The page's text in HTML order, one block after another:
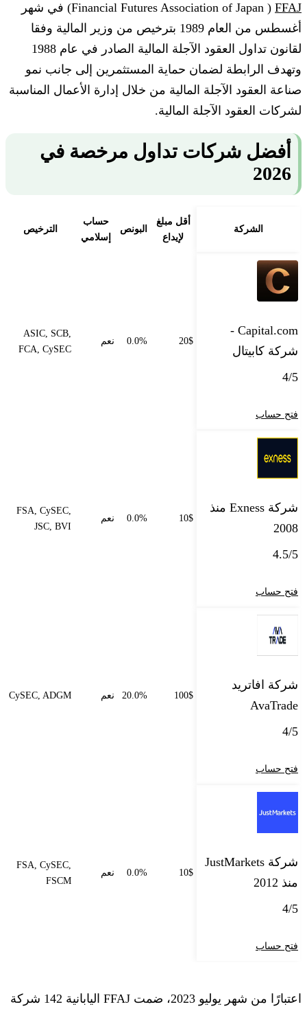
Financial Futures Association of Japan ) FFAJ
) في شهر
أغسطس من العام 1989 بترخيص من وزير المالية وفقا
لقانون تداول العقود الآجلة المالية الصادر في عام 1988
وتهدف الرابطة لضمان حماية المستثمرين إلى جانب نمو
صناعة العقود الآجلة المالية من خلال إدارة الأعمال المناسبة
لشركات العقود الآجلة المالية.
أفضل شركات تداول مرخصة في
2026
الشركة
أقل مبلغ
لإيداع
البونص
حساب
إسلامي
الترخيص
Capital.com -
شركة كابيتال
4/5
فتح حساب
20$
0.0% نعم
ASIC, SCB,
FCA, CySEC
شركة Exness منذ
2008
4.5/5
فتح حساب
10$
0.0% نعم
FSA, CySEC,
JSC, BVI
شركة افاتريد
AvaTrade
4/5
فتح حساب
100$
20.0% نعم CySEC, ADGM
شركة JustMarkets
منذ 2012
4/5
فتح حساب
10$
0.0% نعم
FSA, CySEC,
FSCM
اعتبارًا من شهر يوليو 2023، ضمت FFAJ اليابانية 142 شركة